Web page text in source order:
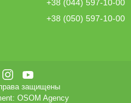
+38 (044) 597-10-00
+38 (050) 597-10-00
защищены
OSOM Agency